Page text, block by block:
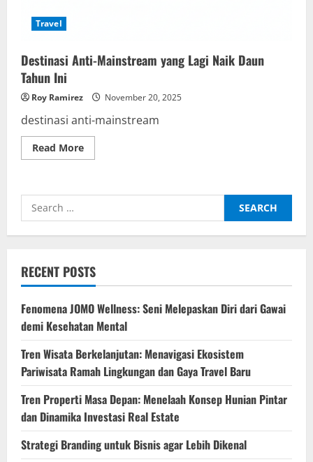
Travel
Destinasi Anti-Mainstream yang Lagi Naik Daun
Tahun Ini
Roy Ramirez November 20, 2025
destinasi anti-mainstream
Read MoreRead
more
Mainstream
Naik
Daun
Search
for:
RECENT POSTS
Fenomena JOMO Wellness: Seni Melepaskan Diri dari Gawai
demi Kesehatan Mental
Tren Wisata Berkelanjutan: Menavigasi Ekosistem
Pariwisata Ramah Lingkungan dan Gaya Travel Baru
Tren Properti Masa Depan: Menelaah Konsep Hunian Pintar
dan Dinamika Investasi Real Estate
Strategi Branding untuk Bisnis agar Lebih Dikenal